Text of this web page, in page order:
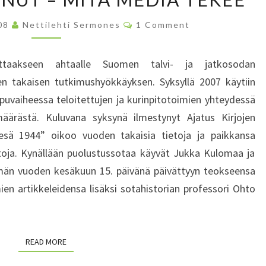
U
N
A
N
S
V
I
S
T
E
R
E
P
A
I
T
A
K
A
N
O
O
S
T
O
R
I
I
J
Nettilehti Sermones
C
O
N
T
S
1 Comment
ahtaalle Suomen talvi- ja jatkosodan
takaisen tutkimushyökkäyksen. Syksyllä 2007 käytiin
teloitettujen ja kurinpitotoimien yhteydessä
Kuluvana syksynä ilmestynyt Ajatus Kirjojen
1944” oikoo vuoden takaisia tietoja ja paikkansa
Kynällään puolustussotaa käyvät Jukka Kulomaa ja
vuoden kesäkuun 15. päivänä päivättyyn teokseensa
artikkeleidensa lisäksi sotahistorian professori Ohto
READ MORE